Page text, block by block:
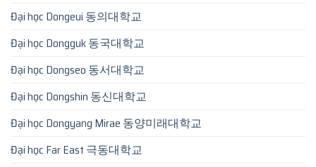
Đại học Dongeui 동의대학교
Đại học Dongguk 동국대학교
Đại học Dongseo 동서대학교
Đại học Dongshin 동신대학교
Đại học Dongyang Mirae 동양미래대학교
Đại học Far East 극동대학교